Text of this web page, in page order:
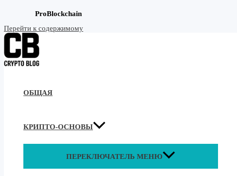
ProBlockchain
Перейти к содержимому
ОБЩАЯ
КРИПТО-ОСНОВЫ
ПЕРЕКЛЮЧАТЕЛЬ МЕНЮ